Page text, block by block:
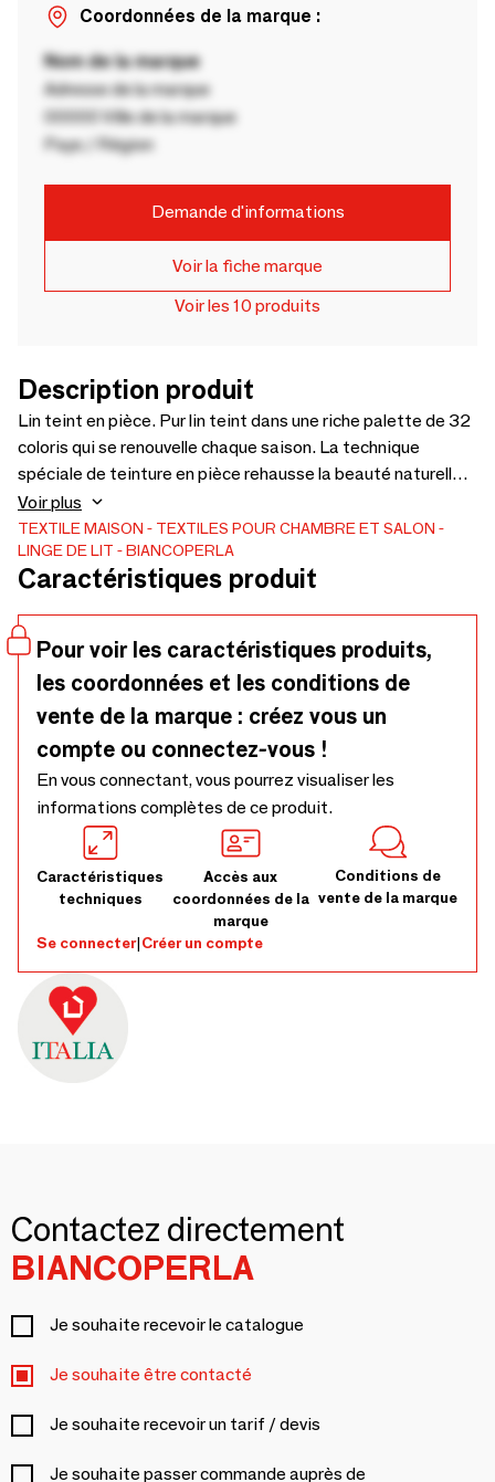
Coordonnées de la marque :
Nom de la marque
Adresse de la marque
00000 Ville de la marque
Pays / Région
Demande d'informations
Voir la fiche marque
Voir les 10 produits
Description produit
Lin teint en pièce. Pur lin teint dans une riche palette de 32
coloris qui se renouvelle chaque saison. La technique
spéciale de teinture en pièce rehausse la beauté naturelle
du tissu en le rendant agréablement doux et en créant des
nuances de couleurs uniques. Hamilton a toujours été l'une
des excellences de Biancoperla, expression de la beauté et
de la qualité Made in Italy.
Voir plus
TEXTILE MAISON
TEXTILES POUR CHAMBRE ET SALON
LINGE DE LIT
BIANCOPERLA
Caractéristiques produit
Pour voir les caractéristiques produits,
les coordonnées et les conditions de
vente de la marque : créez vous un
compte ou connectez-vous !
En vous connectant, vous pourrez visualiser les
informations complètes de ce produit.
Caractéristiques
techniques
Accès aux
coordonnées de la
marque
Conditions de
vente de la marque
Se connecter|Créer un compte
Contactez directement
BIANCOPERLA
Je souhaite recevoir le catalogue
Je souhaite être contacté
Je souhaite recevoir un tarif / devis
Je souhaite passer commande auprès de